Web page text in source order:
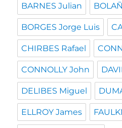
BARNES Julian
BORGES Jorge Luis
CHIRBES Rafael
CONNOLLY John
DELIBES Miguel
ELLROY James